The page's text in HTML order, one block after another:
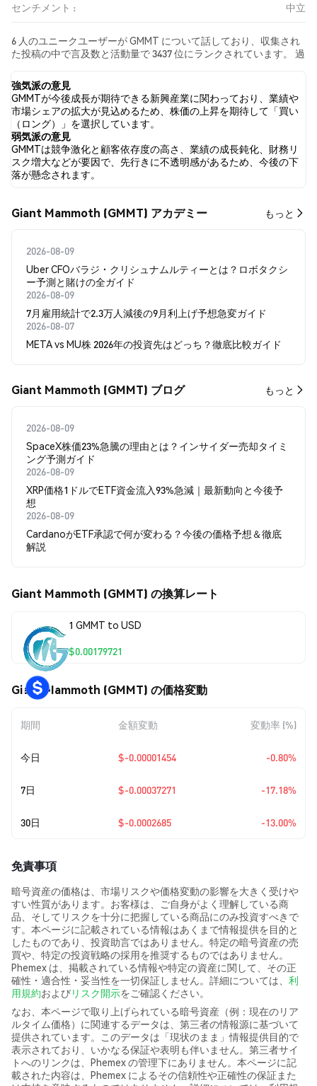
センチメント :
中立
6 人のユニークユーザーが GMMT について話しており、収集され
た投稿の中で言及数と活動量で 3437 位にランクされています。 過
情は 中立 でした。 最後に、GMMT に関するニュース記事が 0 件
公開されました。 Twitterでは、0.00% のツイートが強気の感情を
示し、0.00% のツイートが弱気の感情を示しました。 100.00% の
ツイートは GMMT に対して中立的でした。 これらの感情分析は 7
件のツイートに基づいています。
強気派の意見
GMMTが今後成長が期待できる新興産業に関わっており、業績や
市場シェアの拡大が見込めるため、株価の上昇を期待して「買い
（ロング）」を選択しています。
弱気派の意見
GMMTは競争激化と顧客依存度の高さ、業績の成長鈍化、財務リ
スク増大などが要因で、先行きに不透明感があるため、今後の下
落が懸念されます。
Giant Mammoth (GMMT) アカデミー もっと
2026-08-09
Uber CFOバラジ・クリシュナムルティーとは？ロボタクシ
ー予測と賭けの全ガイド
2026-08-09
7月雇用統計で2.3万人減後の9月利上げ予想急変ガイド
2026-08-07
META vs MU株 2026年の投資先はどっち？徹底比較ガイド
Giant Mammoth (GMMT) ブログ もっと
2026-08-09
SpaceX株価23%急騰の理由とは？インサイダー売却タイミ
ング予測ガイド
2026-08-09
XRP価格1ドルでETF資金流入93%急減｜最新動向と今後予
想
2026-08-09
CardanoがETF承認で何が変わる？今後の価格予想＆徹底
解説
Giant Mammoth (GMMT) の換算レート
1 GMMT to USD
$0.00179721
Giant Mammoth (GMMT) の価格変動
期間 金額変動 変動率 (%)
今日 $-0.00001454 -0.80%
7日 $-0.00037271 -17.18%
30日 $-0.0002685 -13.00%
免責事項
暗号資産の価格は、市場リスクや価格変動の影響を大きく受けや
すい性質があります。お客様は、ご自身がよく理解している商
品、そしてリスクを十分に把握している商品にのみ投資すべきで
す。本ページに記載されている情報はあくまで情報提供を目的と
したものであり、投資助言ではありません。特定の暗号資産の売
買や、特定の投資戦略の採用を推奨するものではありません。
Phemex は、掲載されている情報や特定の資産に関して、その正
確性・適合性・妥当性を一切保証しません。詳細については、 利
用規約およびリスク開示をご確認ください。
なお、本ページで取り上げられている暗号資産（例：現在のリア
ルタイム価格）に関連するデータは、第三者の情報源に基づいて
提供されています。このデータは「現状のまま」情報提供目的で
表示されており、いかなる保証や表明も伴いません。第三者サイ
トへのリンクは、Phemex の管理下にありません。本ページに記
載された内容は、Phemex によるその信頼性や正確性の保証また